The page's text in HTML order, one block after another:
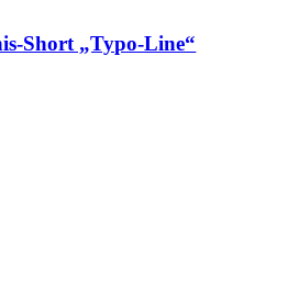
Short „Typo-Line“